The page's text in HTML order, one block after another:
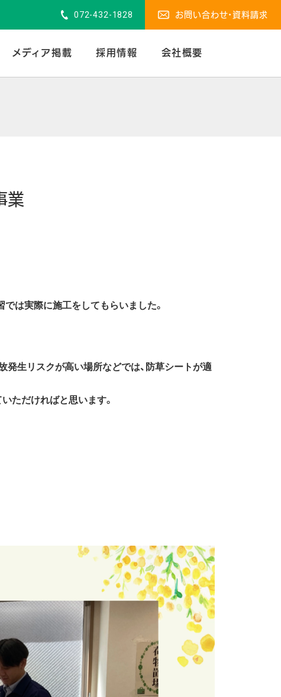
072-432-1828 お問い合わせ・資料請求
メディア掲載 採用情報 会社概要
業
は実際に施工をしてもらいました。
発生リスクが高い場所などでは、防草シートが適
ただければと思います。